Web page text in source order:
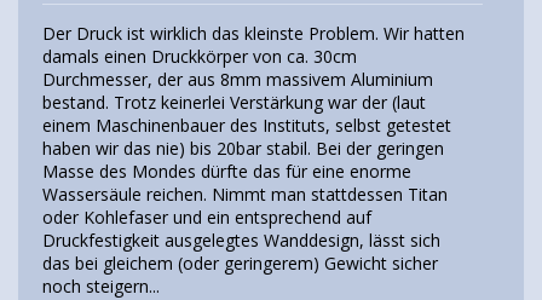
Der Druck ist wirklich das kleinste Problem. Wir hatten
damals einen Druckkörper von ca. 30cm
Durchmesser, der aus 8mm massivem Aluminium
bestand. Trotz keinerlei Verstärkung war der (laut
einem Maschinenbauer des Instituts, selbst getestet
haben wir das nie) bis 20bar stabil. Bei der geringen
Masse des Mondes dürfte das für eine enorme
Wassersäule reichen. Nimmt man stattdessen Titan
oder Kohlefaser und ein entsprechend auf
Druckfestigkeit ausgelegtes Wanddesign, lässt sich
das bei gleichem (oder geringerem) Gewicht sicher
noch steigern...